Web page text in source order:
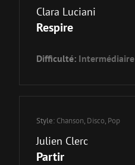
Clara Luciani
Respire
Difficulté: Intermédiaire
Style: Chanson, Disco, Pop
Julien Clerc
Partir